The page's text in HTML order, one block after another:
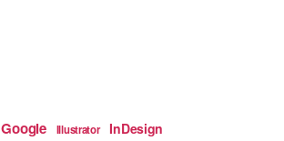
Google Illustrator InDesign